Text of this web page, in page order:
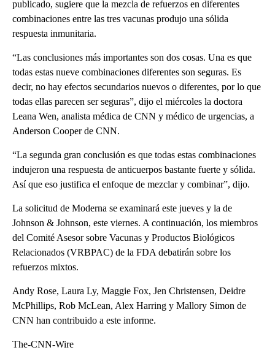
publicado, sugiere que la mezcla de refuerzos en diferentes
combinaciones entre las tres vacunas produjo una sólida
respuesta inmunitaria.
“Las conclusiones más importantes son dos cosas. Una es que
todas estas nueve combinaciones diferentes son seguras. Es
decir, no hay efectos secundarios nuevos o diferentes, por lo que
todas ellas parecen ser seguras”, dijo el miércoles la doctora
Leana Wen, analista médica de CNN y médico de urgencias, a
Anderson Cooper de CNN.
“La segunda gran conclusión es que todas estas combinaciones
indujeron una respuesta de anticuerpos bastante fuerte y sólida.
Así que eso justifica el enfoque de mezclar y combinar”, dijo.
La solicitud de Moderna se examinará este jueves y la de
Johnson & Johnson, este viernes. A continuación, los miembros
del Comité Asesor sobre Vacunas y Productos Biológicos
Relacionados (VRBPAC) de la FDA debatirán sobre los
refuerzos mixtos.
Andy Rose, Laura Ly, Maggie Fox, Jen Christensen, Deidre
McPhillips, Rob McLean, Alex Harring y Mallory Simon de
CNN han contribuido a este informe.
The-CNN-Wire